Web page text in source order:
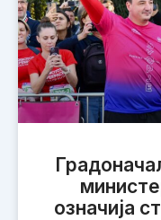
означија